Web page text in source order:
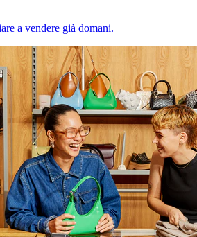
a vendere già domani.